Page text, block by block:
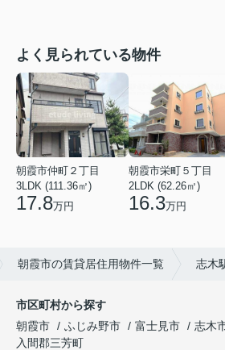
よく見られている物件
朝霞市仲町２丁目
3LDK (111.36㎡)
17.8万円
朝霞市栄町５丁目
2LDK (62.26㎡)
16.3万円
朝霞市の賃貸居住用物件一覧 志木
市区町村から探す
朝霞市
ふじみ野市 富士見市 志木
入間郡三芳町